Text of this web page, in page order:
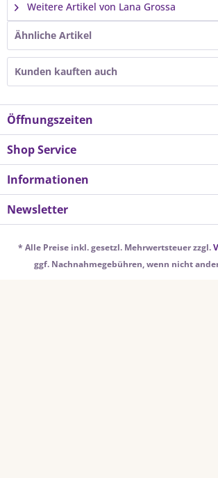
Weitere Artikel von Lana Grossa
Ähnliche Artikel
Kunden kauften auch
Öffnungszeiten
Shop Service
Informationen
Newsletter
* Alle Preise inkl. gesetzl. Mehrwertsteuer zzgl.
ggf. Nachnahmegebühren, wenn nicht